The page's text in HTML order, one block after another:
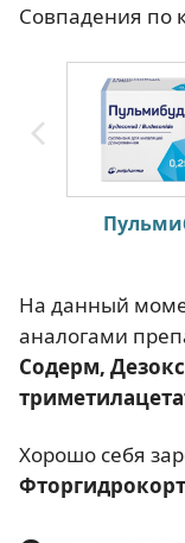
Совпадения по
На данный
аналогами
Содерм,
Хорошо себя